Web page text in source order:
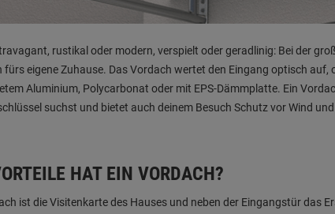
rustikal oder modern, verspielt oder geradlinig: Bei der
fürs eigene Zuhause. Das Vordach wertet den Eingang optisch auf,
Aluminium, Polycarbonat oder mit EPS-Dämmplatte. Ein
suchst und bietet auch deinem Besuch Schutz vor Wind
HAT EIN VORDACH?
ist die Visitenkarte des Hauses und neben der Eingangstür das